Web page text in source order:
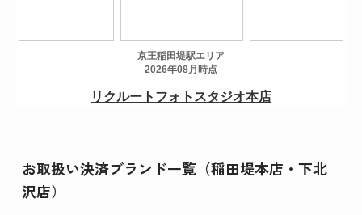
お取扱い決済ブランド一覧（稲田堤本店・下北
沢店）